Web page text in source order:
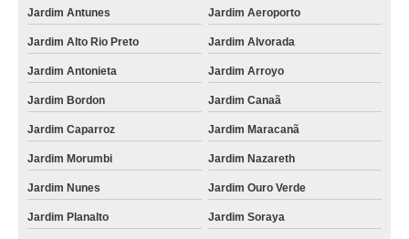
Jardim Antunes Jardim Aeroporto
Jardim Alto Rio Preto Jardim Alvorada
Jardim Antonieta Jardim Arroyo
Jardim Bordon Jardim Canaã
Jardim Caparroz Jardim Maracanã
Jardim Morumbi Jardim Nazareth
Jardim Nunes Jardim Ouro Verde
Jardim Planalto Jardim Soraya